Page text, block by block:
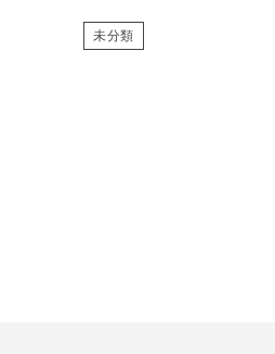
未分類